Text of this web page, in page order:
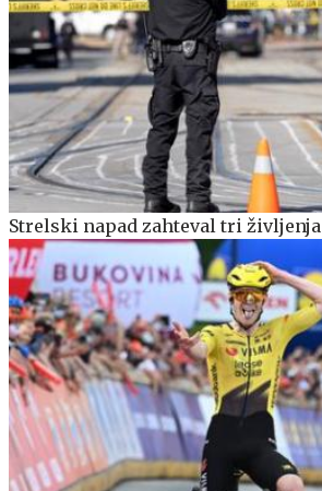
Strelski napad zahteval tri življenja